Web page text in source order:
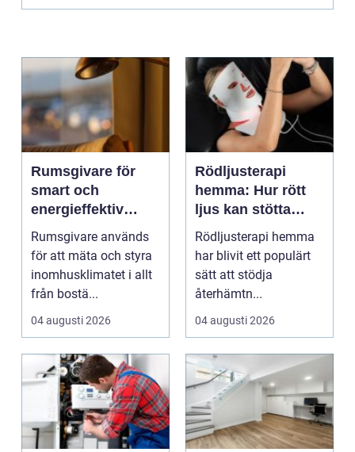
Rumsgivare för
smart och
energieffektiv
styrning av
inomhusklimat
Rumsgivare används
för att mäta och styra
inomhusklimatet i allt
från bostä...
04 augusti 2026
Rödljusterapi
hemma: Hur rött
ljus kan stötta
kroppens
återhämtning
Rödljusterapi hemma
har blivit ett populärt
sätt att stödja
återhämtn...
04 augusti 2026